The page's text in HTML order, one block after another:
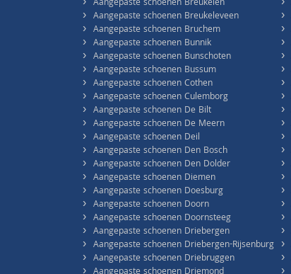
Aangepaste schoenen Breukelen
› Aangepaste schoenen Breukeleveen
› Aangepaste schoenen Bruchem
› Aangepaste schoenen Bunnik
› Aangepaste schoenen Bunschoten
› Aangepaste schoenen Bussum
› Aangepaste schoenen Cothen
› Aangepaste schoenen Culemborg
› Aangepaste schoenen De Bilt
› Aangepaste schoenen De Meern
› Aangepaste schoenen Deil
› Aangepaste schoenen Den Bosch
› Aangepaste schoenen Den Dolder
› Aangepaste schoenen Diemen
› Aangepaste schoenen Doesburg
› Aangepaste schoenen Doorn
› Aangepaste schoenen Doornsteeg
› Aangepaste schoenen Driebergen
› Aangepaste schoenen Driebergen-Rijsenburg
› Aangepaste schoenen Driebruggen
›
›
›
›
›
›
›
›
›
›
›
›
›
›
›
›
›
›
›